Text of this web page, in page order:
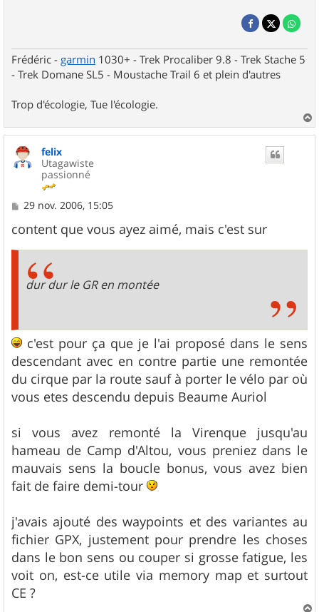
Frédéric - garmin 1030+ - Trek Procaliber 9.8 - Trek Stache 5
- Trek Domane SL5 - Moustache Trail 6 et plein d'autres
Trop d'écologie, Tue l'écologie.
a
u
felix
Utagawiste
passionné
M
s
s
a
29 nov. 2006, 15:05
content que vous ayez aimé, mais c'est sur
dur dur le GR en montée
c'est pour ça que je l'ai proposé dans le sens
descendant avec en contre partie une remontée
du cirque par la route sauf à porter le vélo par où
vous etes descendu depuis Beaume Auriol
si vous avez remonté la Virenque jusqu'au
hameau de Camp d'Altou, vous preniez dans le
mauvais sens la boucle bonus, vous avez bien
fait de faire demi-tour
j'avais ajouté des waypoints et des variantes au
fichier GPX, justement pour prendre les choses
dans le bon sens ou couper si grosse fatigue, les
voit on, est-ce utile via memory map et surtout
CE ?